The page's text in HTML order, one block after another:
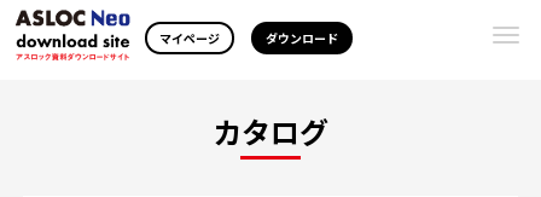
マイページ ダウンロード
カタログ